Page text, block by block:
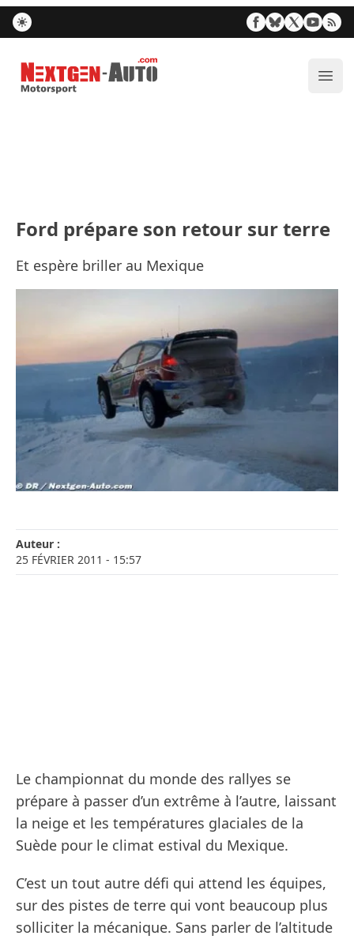
Nextgen-Auto.com
Ford prépare son retour sur terre
Et espère briller au Mexique
Auteur :
25 FÉVRIER 2011 - 15:57
Le championnat du monde des rallyes se
prépare à passer d’un extrême à l’autre, laissant
la neige et les températures glaciales de la
Suède pour le climat estival du Mexique.
C’est un tout autre défi qui attend les équipes,
sur des pistes de terre qui vont beaucoup plus
solliciter la mécanique. Sans parler de l’altitude